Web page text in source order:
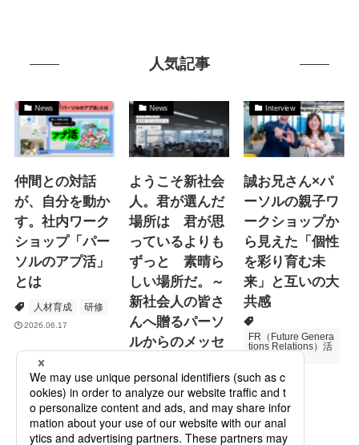
人気記事
News
仲間との対話
が、自分を動か
す。社内ワーク
ショップ「パー
ソルのアプ活」
とは
人材育成 研修
2026.06.17
News
ようこそ新社会
人。君が選んだ
場所は 君が思
っているよりも
ずっと 素晴ら
しい場所だ。～
新社会人の皆さ
んへ贈るパーソ
ルからのメッセ
Specialized Servic
es
プロモーション
Interview
誠お兄さん×パ
ーソルの親子ワ
ークショップか
ら見えた「個性
を彩り育む未
来」と互いの大
共感
FR（Future Genera
tions Relations）活
次世代育成
2026.06.16